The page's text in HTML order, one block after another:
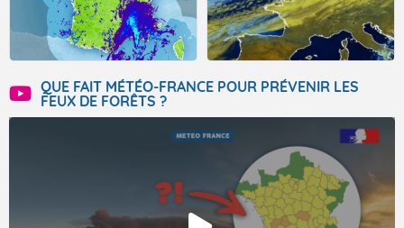
QUE FAIT MÉTÉO-FRANCE POUR PRÉVENIR LES
FEUX DE FORÊTS ?